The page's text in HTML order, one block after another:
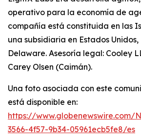
operativo para la economía de
compañía está constituida en las
una subsidiaria en Estados Unidos,
Delaware. Asesoría legal: Cooley
Carey Olsen (Caimán).
Una foto asociada con este
está disponible en:
https://www.globenewswire.com/
3566-4f57-9b34-05961ecb5fe8/es